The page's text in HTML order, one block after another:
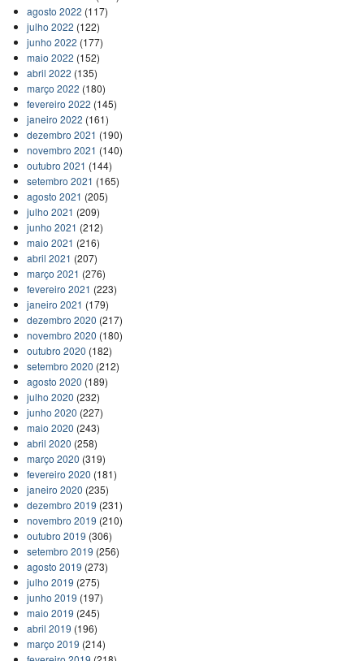
agosto 2022 (117)
julho 2022 (122)
junho 2022 (177)
maio 2022 (152)
abril 2022 (135)
março 2022 (180)
fevereiro 2022 (145)
janeiro 2022 (161)
dezembro 2021 (190)
novembro 2021 (140)
outubro 2021 (144)
setembro 2021 (165)
agosto 2021 (205)
julho 2021 (209)
junho 2021 (212)
maio 2021 (216)
abril 2021 (207)
março 2021 (276)
fevereiro 2021 (223)
janeiro 2021 (179)
dezembro 2020 (217)
novembro 2020 (180)
outubro 2020 (182)
setembro 2020 (212)
agosto 2020 (189)
julho 2020 (232)
junho 2020 (227)
maio 2020 (243)
abril 2020 (258)
março 2020 (319)
fevereiro 2020 (181)
janeiro 2020 (235)
dezembro 2019 (231)
novembro 2019 (210)
outubro 2019 (306)
setembro 2019 (256)
agosto 2019 (273)
julho 2019 (275)
junho 2019 (197)
maio 2019 (245)
abril 2019 (196)
março 2019 (214)